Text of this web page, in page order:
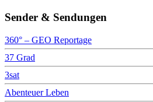
Sender & Sendungen
360° – GEO Reportage
37 Grad
3sat
Abenteuer Leben